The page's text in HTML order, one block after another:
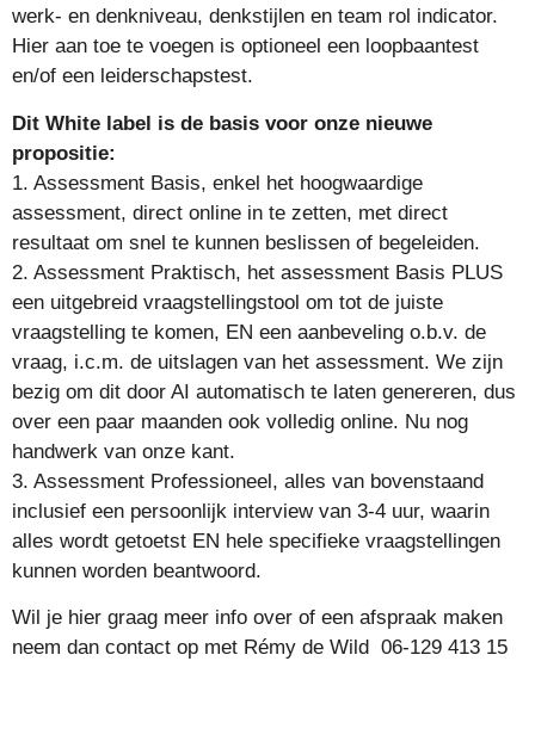
werk- en denkniveau, denkstijlen en team rol indicator.
Hier aan toe te voegen is optioneel een loopbaantest
en/of een leiderschapstest.
Dit White label is de basis voor onze nieuwe
propositie:
1. Assessment Basis, enkel het hoogwaardige
assessment, direct online in te zetten, met direct
resultaat om snel te kunnen beslissen of begeleiden.
2. Assessment Praktisch, het assessment Basis PLUS
een uitgebreid vraagstellingstool om tot de juiste
vraagstelling te komen, EN een aanbeveling o.b.v. de
vraag, i.c.m. de uitslagen van het assessment. We zijn
bezig om dit door AI automatisch te laten genereren, dus
over een paar maanden ook volledig online. Nu nog
handwerk van onze kant.
3. Assessment Professioneel, alles van bovenstaand
inclusief een persoonlijk interview van 3-4 uur, waarin
alles wordt getoetst EN hele specifieke vraagstellingen
kunnen worden beantwoord.
Wil je hier graag meer info over of een afspraak maken
neem dan contact op met Rémy de Wild 06-129 413 15